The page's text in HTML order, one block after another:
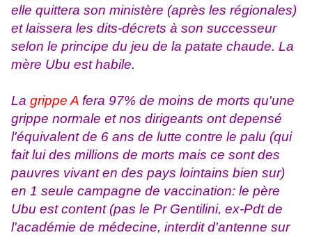
elle quittera son ministère (après les régionales)
et laissera les dits-décrets à son successeur
selon le principe du jeu de la patate chaude. La
mère Ubu est habile.
La grippe A fera 97% de moins de morts qu'une
grippe normale et nos dirigeants ont depensé
l'équivalent de 6 ans de lutte contre le palu (qui
fait lui des millions de morts mais ce sont des
pauvres vivant en des pays lointains bien sur)
en 1 seule campagne de vaccination: le père
Ubu est content (pas le Pr Gentilini, ex-Pdt de
l'académie de médecine, interdit d'antenne sur